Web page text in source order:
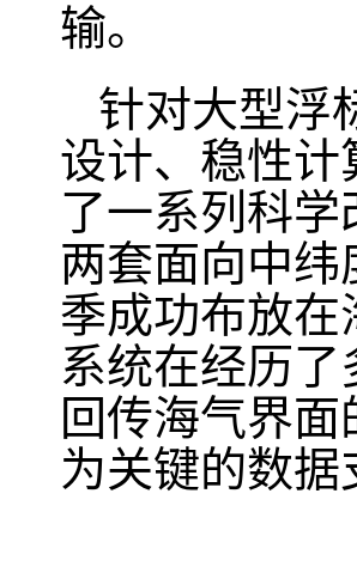
输。
针对大型浮
设计、稳性
了一系列科
两套面向中
季成功布放
系统在经历
回传海气界
为关键的数据